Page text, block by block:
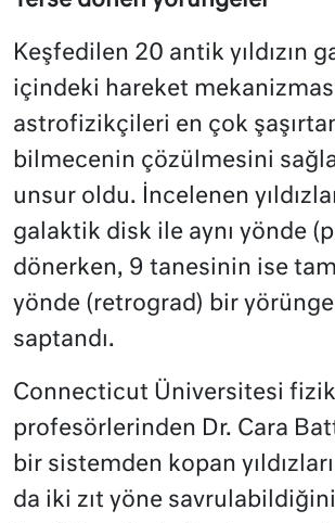
Keşfedilen 20 antik yıldızın
içindeki hareket
astrofizikçileri en çok
bilmecenin çözülmesini
unsur oldu. İncelenen
galaktik disk ile aynı yönde
dönerken, 9 tanesinin ise
yönde (retrograd) bir
saptandı.
Connecticut Üniversitesi fizik
profesörlerinden Dr. Cara
bir sistemden kopan
da iki zıt yöne